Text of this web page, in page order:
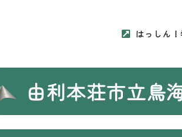
はっしん
由利本荘市立鳥